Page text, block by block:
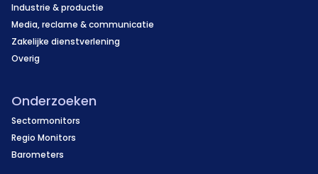
Industrie & productie
Media, reclame & communicatie
Zakelijke dienstverlening
Overig
Onderzoeken
Sectormonitors
Regio Monitors
Barometers